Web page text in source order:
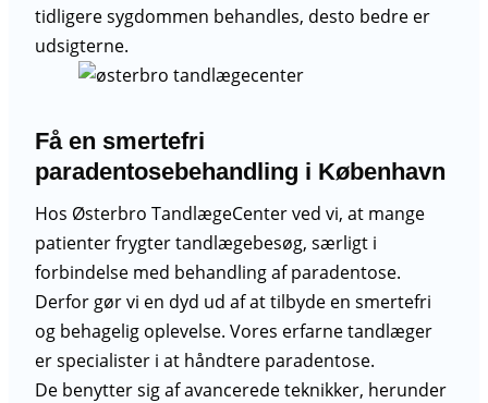
tidligere sygdommen behandles, desto bedre er
udsigterne.
Få en smertefri
paradentosebehandling i København
Hos Østerbro TandlægeCenter ved vi, at mange
patienter frygter tandlægebesøg, særligt i
forbindelse med behandling af paradentose.
Derfor gør vi en dyd ud af at tilbyde en smertefri
og behagelig oplevelse. Vores erfarne tandlæger
er specialister i at håndtere paradentose.
De benytter sig af avancerede teknikker, herunder